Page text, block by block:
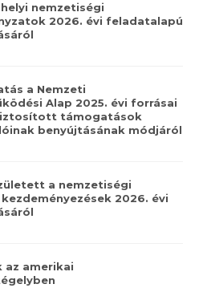
nemzetiségi
2026. évi feladatalapú
a Nemzeti
Alap 2025. évi forrásai
támogatások
benyújtásának módjáról
a nemzetiségi
2026. évi
az amerikai